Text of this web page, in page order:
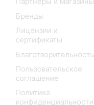
Бренды
Лицензии и
сертификаты
Благотворительность
Пользовательское
соглашение
Политика
конфиденциальности